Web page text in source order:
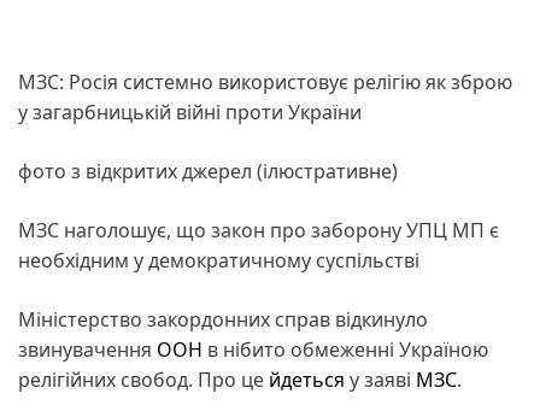
МЗС: Росія системно використовує релігію як зброю
у загарбницькій війні проти України
фото з відкритих джерел (ілюстративне)
МЗС наголошує, що закон про заборону УПЦ МП є
необхідним у демократичному суспільстві
Міністерство закордонних справ відкинуло
звинувачення ООН в нібито обмеженні Україною
релігійних свобод. Про це йдеться у заяві МЗС.